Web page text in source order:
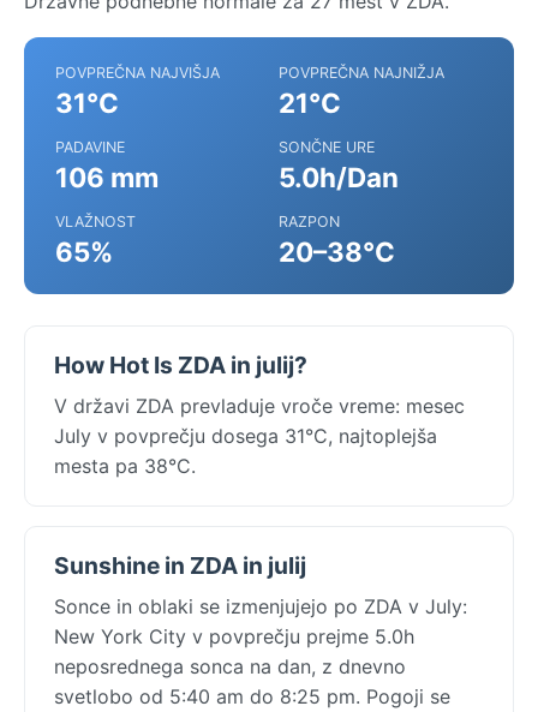
POVPREČNA NAJVIŠJA
31°C
POVPREČNA NAJNIŽJA
21°C
PADAVINE
106 mm
SONČNE URE
5.0h/Dan
VLAŽNOST
65%
RAZPON
20–38°C
How Hot Is ZDA in julij?
V državi ZDA prevladuje vroče vreme: mesec
July v povprečju dosega 31°C, najtoplejša
mesta pa 38°C.
Sunshine in ZDA in julij
Sonce in oblaki se izmenjujejo po ZDA v July:
New York City v povprečju prejme 5.0h
neposrednega sonca na dan, z dnevno
svetlobo od 5:40 am do 8:25 pm. Pogoji se